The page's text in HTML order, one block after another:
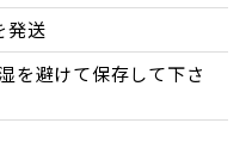
発送
を避けて保存して下さ